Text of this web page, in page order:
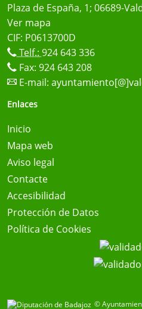
Plaza de España, 1; 06689-
Ver mapa
CIF: P0613700D
Telf.: 924 643 336
Fax: 924 643 208
E-mail:
Enlaces
Inicio
Mapa web
Aviso legal
Contacte
Accesibilidad
Protección de Datos
Política de Cookies
©